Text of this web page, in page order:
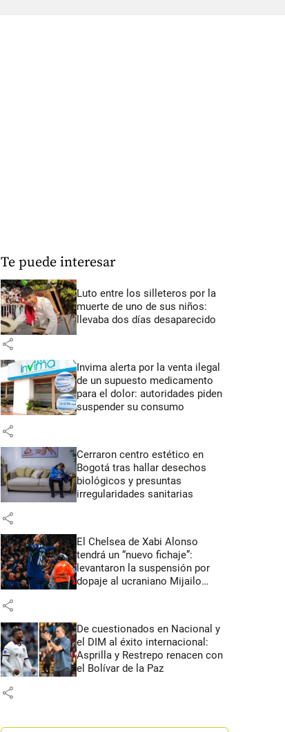
Te puede interesar
Luto entre los silleteros por la
muerte de uno de sus niños:
llevaba dos días desaparecido
share
Invima alerta por la venta ilegal
de un supuesto medicamento
para el dolor: autoridades piden
suspender su consumo
share
Cerraron centro estético en
Bogotá tras hallar desechos
biológicos y presuntas
irregularidades sanitarias
share
El Chelsea de Xabi Alonso
tendrá un “nuevo fichaje”:
levantaron la suspensión por
dopaje al ucraniano Mijailo
share
De cuestionados en Nacional y
el DIM al éxito internacional:
Asprilla y Restrepo renacen con
el Bolívar de la Paz
share